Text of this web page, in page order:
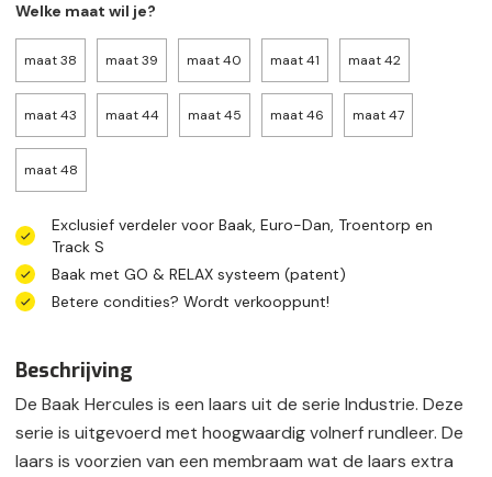
Welke maat wil je?
maat 38 maat 39 maat 40 maat 41 maat 42
maat 43 maat 44 maat 45 maat 46 maat 47
maat 48
Exclusief verdeler voor Baak, Euro-Dan, Troentorp en
Track S
Baak met GO & RELAX systeem (patent)
Betere condities? Wordt verkooppunt!
Beschrijving
De Baak Hercules is een laars uit de serie Industrie. Deze
serie is uitgevoerd met hoogwaardig volnerf rundleer. De
laars is voorzien van een membraam wat de laars extra